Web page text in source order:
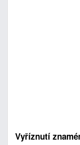
Vyříznutí